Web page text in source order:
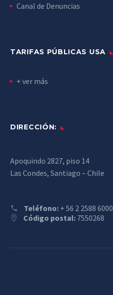
Canal de Denuncias
TARIFAS PÚBLICAS USA
+ ver más
DIRECCIÓN:
Apoquindo 2827, piso 14
Las Condes, Santiago – Chile
Teléfono: + 56 2 2588 6000
Código postal: 7550268